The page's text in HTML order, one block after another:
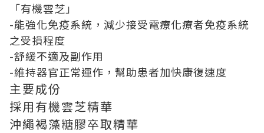
「有機雲芝」
-能強化免疫系統，減少接受電療化療者免疫系統
之受損程度
-舒緩不適及副作用
-維持器官正常運作，幫助患者加快康復速度
主要成份
採用有機雲芝精華
沖繩褐藻糖膠卒取精華